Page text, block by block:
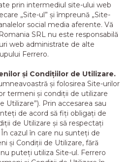
noi
și Grijă
o Urare!
prin intermediul site-ului web
„Site-ul” și împreună „Site-
social media aferente. Vă
SRL nu este responsabilă
web administrate de alte
Ferrero.
și Condițiilor de Utilizare.
și folosirea Site-urilor
termeni și condiții de utilizare
Utilizare”). Prin accesarea sau
de acord să fiți obligați de
de Utilizare și să respectați
cazul în care nu sunteți de
și Condiții de Utilizare, fără
puteți utiliza Site-ul. Ferrero